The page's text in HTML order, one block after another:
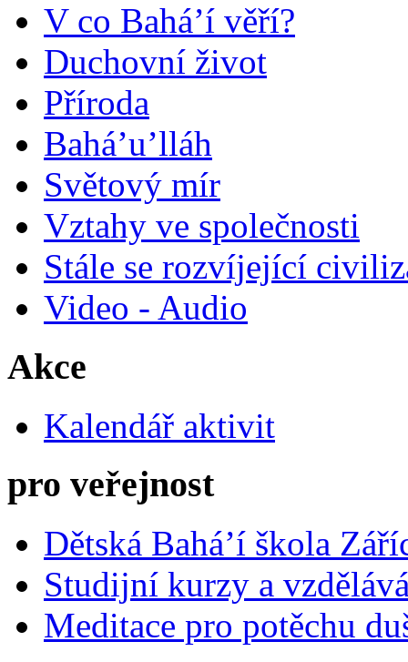
V co Bahá’í věří?
Duchovní život
Příroda
Bahá’u’lláh
Světový mír
Vztahy ve společnosti
Stále se rozvíjející
Video - Audio
Akce
Kalendář aktivit
pro veřejnost
Dětská Bahá’í škola
Studijní kurzy a
Meditace pro potěchu